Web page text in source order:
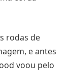
rodas de
e antes
voou pelo